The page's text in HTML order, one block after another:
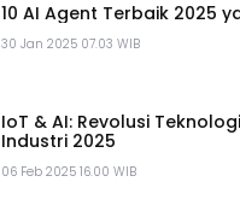
30 Jan 2025 07.03 WIB
10 AI Agent Terbaik 2025
06 Feb 2025 16.00 WIB
IoT & AI: Revolusi
Industri 2025